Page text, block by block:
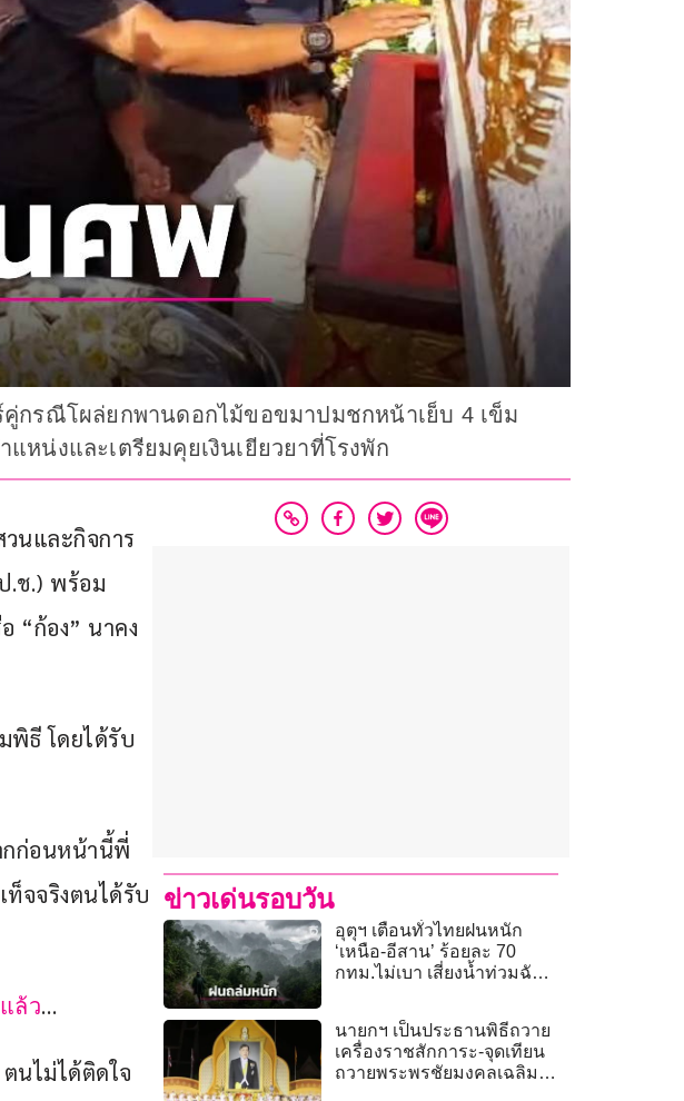
คู่กรณีโผล่ยกพานดอกไม้ขอขมาปมชกหน้าเย็บ 4 เข็ม
หน่งและเตรียมคุยเงินเยียวยาที่โรงพัก
วนและกิจการ
.ช.) พร้อม
“ก้อง” นาคง
พิธี โดยได้รับ
กก่อนหน้านี้พี่
ท็จจริงตนได้รับ
ล้ว…
นไม่ได้ติดใจ
ข่าวเด่นรอบวัน
อุตุฯ เตือนทั่วไทยฝนหนัก
‘เหนือ-อีสาน’ ร้อยละ 70
กทม.ไม่เบา เสี่ยงน้ำท่วมฉับ
นายกฯ เป็นประธานพิธีถวาย
เครื่องราชสักการะ-จุดเทียน
ถวายพระพรชัยมงคลเฉลิม